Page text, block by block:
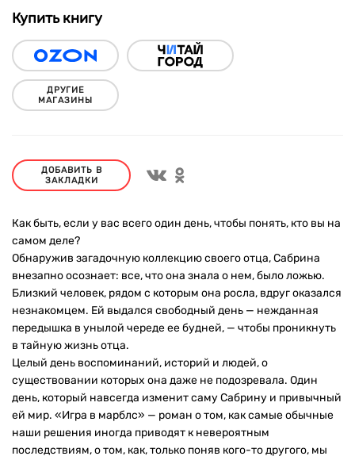
Купить книгу
ДРУГИЕ
МАГАЗИНЫ
ДОБАВИТЬ В
ЗАКЛАДКИ
Как быть, если у вас всего один день, чтобы понять, кто вы на
самом деле?
Обнаружив загадочную коллекцию своего отца, Сабрина
внезапно осознает: все, что она знала о нем, было ложью.
Близкий человек, рядом с которым она росла, вдруг оказался
незнакомцем. Ей выдался свободный день — нежданная
передышка в унылой череде ее будней, — чтобы проникнуть
в тайную жизнь отца.
Целый день воспоминаний, историй и людей, о
существовании которых она даже не подозревала. Один
день, который навсегда изменит саму Сабрину и привычный
ей мир. «Игра в марблс» — роман о том, как самые обычные
наши решения иногда приводят к невероятным
последствиям, о том, как, только поняв кого-то другого, мы